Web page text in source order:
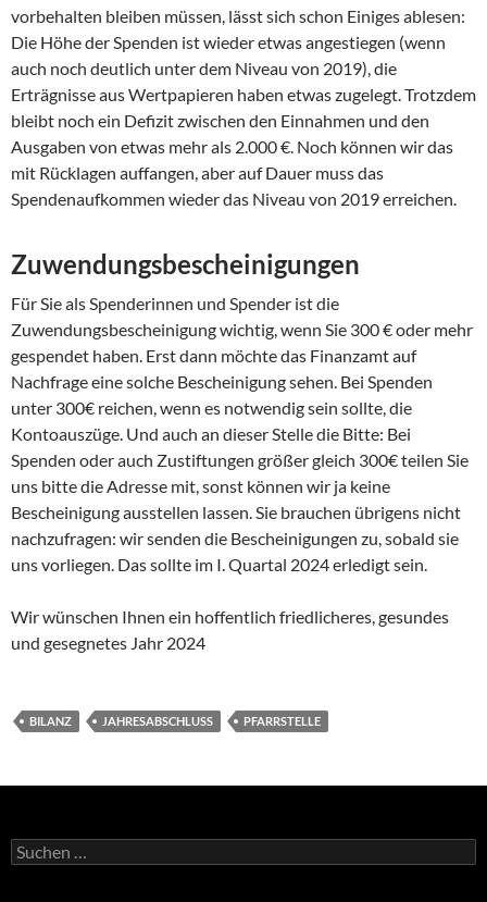
vorbehalten bleiben müssen, lässt sich schon Einiges ablesen:
Die Höhe der Spenden ist wieder etwas angestiegen (wenn
auch noch deutlich unter dem Niveau von 2019), die
Erträgnisse aus Wertpapieren haben etwas zugelegt. Trotzdem
bleibt noch ein Defizit zwischen den Einnahmen und den
Ausgaben von etwas mehr als 2.000 €. Noch können wir das
mit Rücklagen auffangen, aber auf Dauer muss das
Spendenaufkommen wieder das Niveau von 2019 erreichen.
Zuwendungsbescheinigungen
Für Sie als Spenderinnen und Spender ist die
Zuwendungsbescheinigung wichtig, wenn Sie 300 € oder mehr
gespendet haben. Erst dann möchte das Finanzamt auf
Nachfrage eine solche Bescheinigung sehen. Bei Spenden
unter 300€ reichen, wenn es notwendig sein sollte, die
Kontoauszüge. Und auch an dieser Stelle die Bitte: Bei
Spenden oder auch Zustiftungen größer gleich 300€ teilen Sie
uns bitte die Adresse mit, sonst können wir ja keine
Bescheinigung ausstellen lassen. Sie brauchen übrigens nicht
nachzufragen: wir senden die Bescheinigungen zu, sobald sie
uns vorliegen. Das sollte im I. Quartal 2024 erledigt sein.
Wir wünschen Ihnen ein hoffentlich friedlicheres, gesundes
und gesegnetes Jahr 2024
BILANZ JAHRESABSCHLUSS PFARRSTELLE
Suchen
nach: